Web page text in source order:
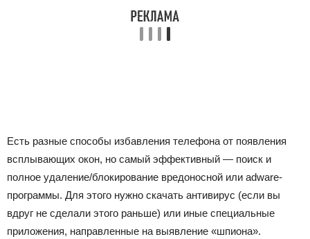
Есть разные способы избавления телефона от появления
всплывающих окон, но самый эффективный — поиск и
полное удаление/блокирование вредоносной или adware-
программы. Для этого нужно скачать антивирус (если вы
вдруг не сделали этого раньше) или иные специальные
приложения, направленные на выявление «шпиона».